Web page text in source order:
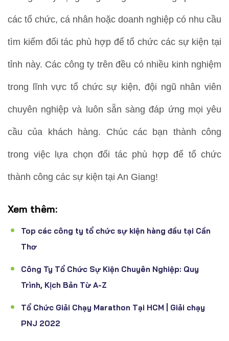
các tổ chức, cá nhân hoặc doanh nghiệp có nhu cầu
tìm kiếm đối tác phù hợp để tổ chức các sự kiện tại
tỉnh này. Các công ty trên đều có nhiều kinh nghiệm
trong lĩnh vực tổ chức sự kiện, đội ngũ nhân viên
chuyên nghiệp và luôn sẵn sàng đáp ứng mọi yêu
cầu của khách hàng. Chúc các bạn thành công
trong việc lựa chọn đối tác phù hợp để tổ chức
thành công các sự kiện tại An Giang!
Xem thêm:
Top các công ty tổ chức sự kiện hàng đầu tại Cần
Thơ
Công Ty Tổ Chức Sự Kiện Chuyên Nghiệp: Quy
Trình, Kịch Bản Từ A-Z
Tổ Chức Giải Chạy Marathon Tại HCM | Giải chạy
PNJ 2022